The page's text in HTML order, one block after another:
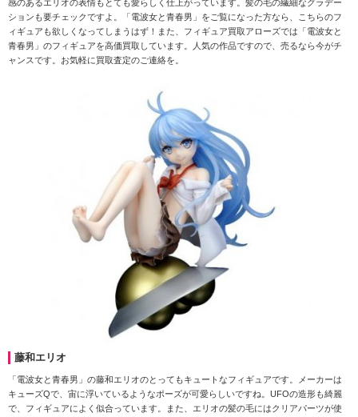
感のあるエリオの表情もとても愛らしく仕上がっています。髪の毛の繊細なグラデー
ションも要チェックですよ。「電波女と青春男」をご覧になった方なら、こちらのフ
ィギュアも欲しくなってしまうはず！また、フィギュア買取アローズでは「電波女と
青春男」のフィギュアを高価買取しています。人気の作品ですので、売るなら今がチ
ャンスです。お気軽に買取査定のご連絡を。
藤和エリオ
「電波女と青春男」の藤和エリオのとってもキュートなフィギュアです。メーカーは
キューズQで、宙に浮いているようなポーズが可愛らしいですね。UFOの造形も綺麗
で、フィギュアによく似合っています。また、エリオの髪の毛にはクリアパーツが使